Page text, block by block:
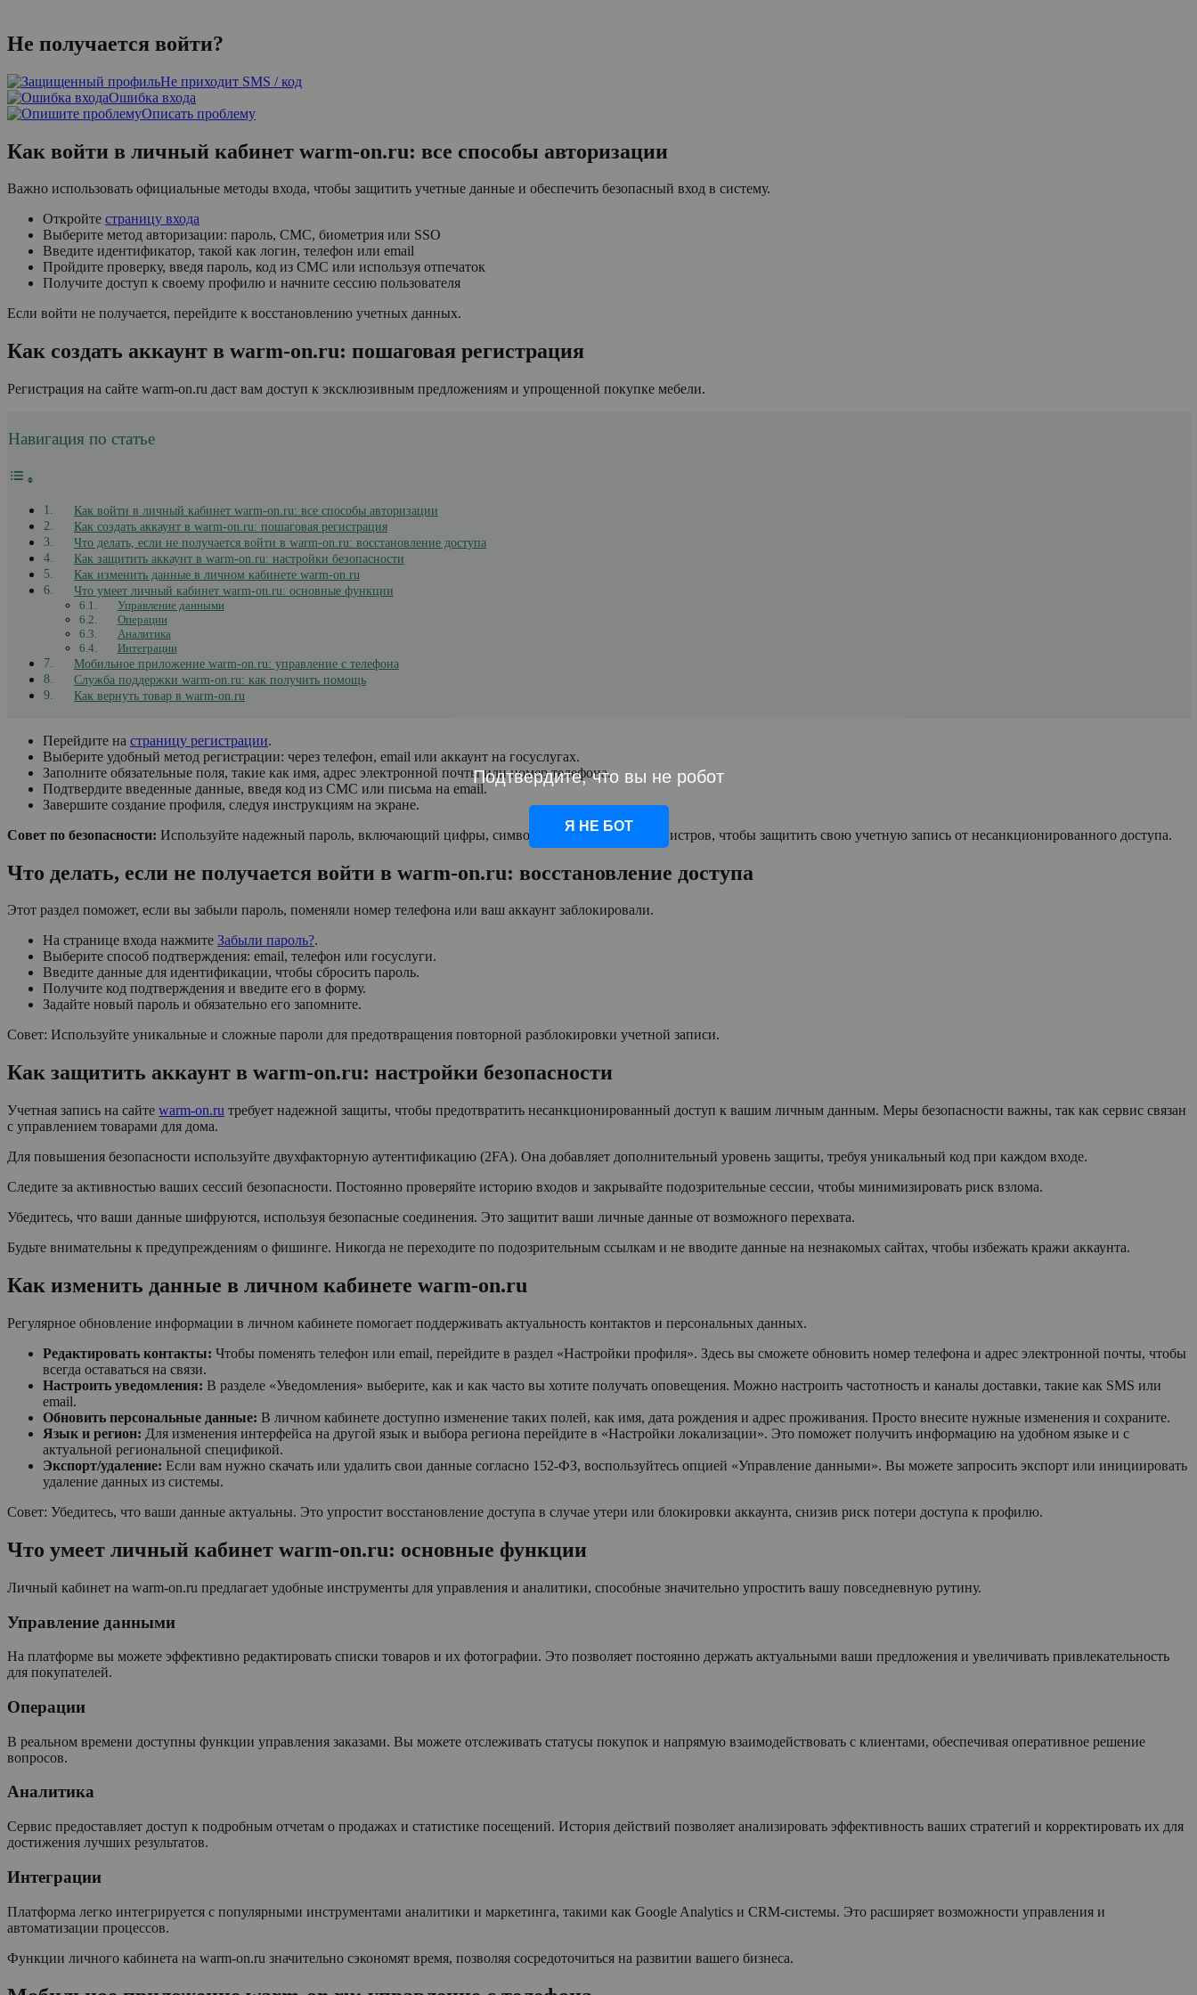
Не получается войти?
Не приходит SMS / код
Ошибка входа
Описать проблему
Как войти в личный кабинет warm-on.ru: все способы авторизации
Важно использовать официальные методы входа, чтобы защитить учетные данные и обеспечить безопасный вход в систему.
Откройте страницу входа
Выберите метод авторизации: пароль, СМС, биометрия или SSO
Введите идентификатор, такой как логин, телефон или email
Пройдите проверку, введя пароль, код из СМС или используя отпечаток
Получите доступ к своему профилю и начните сессию пользователя
Если войти не получается, перейдите к восстановлению учетных данных.
Как создать аккаунт в warm-on.ru: пошаговая регистрация
Регистрация на сайте warm-on.ru даст вам доступ к эксклюзивным предложениям и упрощенной покупке мебели.
Навигация по статье
Как войти в личный кабинет warm-on.ru: все способы авторизации
Как создать аккаунт в warm-on.ru: пошаговая регистрация
Что делать, если не получается войти в warm-on.ru: восстановление доступа
Как защитить аккаунт в warm-on.ru: настройки безопасности
Как изменить данные в личном кабинете warm-on.ru
Что умеет личный кабинет warm-on.ru: основные функции
Управление данными
Операции
Аналитика
Интеграции
Мобильное приложение warm-on.ru: управление с телефона
Служба поддержки warm-on.ru: как получить помощь
Как вернуть товар в warm-on.ru
Перейдите на страницу регистрации.
Выберите удобный метод регистрации: через телефон, email или аккаунт на госуслугах.
Заполните обязательные поля, такие как имя, адрес электронной почты или номер телефона.
Подтвердите введенные данные, введя код из СМС или письма на email.
Завершите создание профиля, следуя инструкциям на экране.
Совет по безопасности: Используйте надежный пароль, включающий цифры, символы и буквы разных регистров, чтобы защитить свою учетную запись от несанкционированного доступа.
Что делать, если не получается войти в warm-on.ru: восстановление доступа
Этот раздел поможет, если вы забыли пароль, поменяли номер телефона или ваш аккаунт заблокировали.
На странице входа нажмите Забыли пароль?.
Выберите способ подтверждения: email, телефон или госуслуги.
Введите данные для идентификации, чтобы сбросить пароль.
Получите код подтверждения и введите его в форму.
Задайте новый пароль и обязательно его запомните.
Совет: Используйте уникальные и сложные пароли для предотвращения повторной разблокировки учетной записи.
Как защитить аккаунт в warm-on.ru: настройки безопасности
Учетная запись на сайте warm-on.ru требует надежной защиты, чтобы предотвратить несанкционированный доступ к вашим личным данным. Меры безопасности важны, так как сервис связан
с управлением товарами для дома.
Для повышения безопасности используйте двухфакторную аутентификацию (2FA). Она добавляет дополнительный уровень защиты, требуя уникальный код при каждом входе.
Следите за активностью ваших сессий безопасности. Постоянно проверяйте историю входов и закрывайте подозрительные сессии, чтобы минимизировать риск взлома.
Убедитесь, что ваши данные шифруются, используя безопасные соединения. Это защитит ваши личные данные от возможного перехвата.
Будьте внимательны к предупреждениям о фишинге. Никогда не переходите по подозрительным ссылкам и не вводите данные на незнакомых сайтах, чтобы избежать кражи аккаунта.
Как изменить данные в личном кабинете warm-on.ru
Регулярное обновление информации в личном кабинете помогает поддерживать актуальность контактов и персональных данных.
Редактировать контакты: Чтобы поменять телефон или email, перейдите в раздел «Настройки профиля». Здесь вы сможете обновить номер телефона и адрес электронной почты, чтобы
всегда оставаться на связи.
Настроить уведомления: В разделе «Уведомления» выберите, как и как часто вы хотите получать оповещения. Можно настроить частотность и каналы доставки, такие как SMS или
email.
Обновить персональные данные: В личном кабинете доступно изменение таких полей, как имя, дата рождения и адрес проживания. Просто внесите нужные изменения и сохраните.
Язык и регион: Для изменения интерфейса на другой язык и выбора региона перейдите в «Настройки локализации». Это поможет получить информацию на удобном языке и с
актуальной региональной спецификой.
Экспорт/удаление: Если вам нужно скачать или удалить свои данные согласно 152-ФЗ, воспользуйтесь опцией «Управление данными». Вы можете запросить экспорт или инициировать
удаление данных из системы.
Совет: Убедитесь, что ваши данные актуальны. Это упростит восстановление доступа в случае утери или блокировки аккаунта, снизив риск потери доступа к профилю.
Что умеет личный кабинет warm-on.ru: основные функции
Личный кабинет на warm-on.ru предлагает удобные инструменты для управления и аналитики, способные значительно упростить вашу повседневную рутину.
Управление данными
На платформе вы можете эффективно редактировать списки товаров и их фотографии. Это позволяет постоянно держать актуальными ваши предложения и увеличивать привлекательность
для покупателей.
Операции
В реальном времени доступны функции управления заказами. Вы можете отслеживать статусы покупок и напрямую взаимодействовать с клиентами, обеспечивая оперативное решение
вопросов.
Аналитика
Сервис предоставляет доступ к подробным отчетам о продажах и статистике посещений. История действий позволяет анализировать эффективность ваших стратегий и корректировать их для
достижения лучших результатов.
Интеграции
Платформа легко интегрируется с популярными инструментами аналитики и маркетинга, такими как Google Analytics и CRM-системы. Это расширяет возможности управления и
автоматизации процессов.
Функции личного кабинета на warm-on.ru значительно сэкономят время, позволяя сосредоточиться на развитии вашего бизнеса.
Подтвердите, что вы не робот
Я НЕ БОТ